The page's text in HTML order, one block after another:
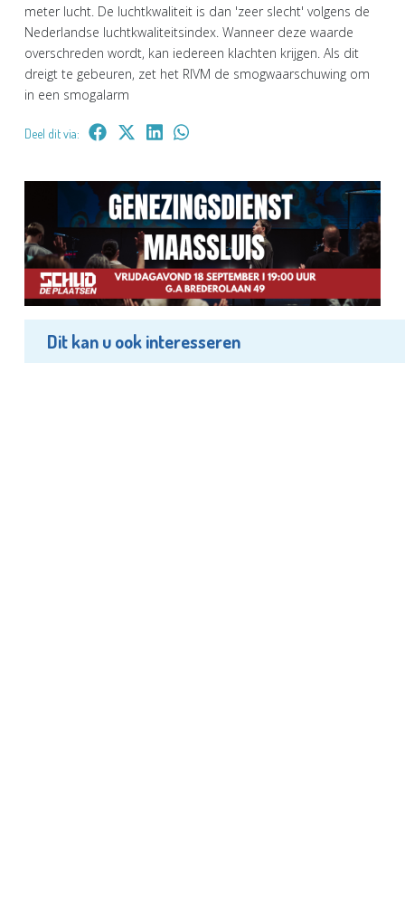
meter lucht. De luchtkwaliteit is dan 'zeer slecht' volgens de
Nederlandse luchtkwaliteitsindex. Wanneer deze waarde
overschreden wordt, kan iedereen klachten krijgen. Als dit
dreigt te gebeuren, zet het RIVM de smogwaarschuwing om
in een smogalarm
Deel dit via:
Dit kan u ook interesseren